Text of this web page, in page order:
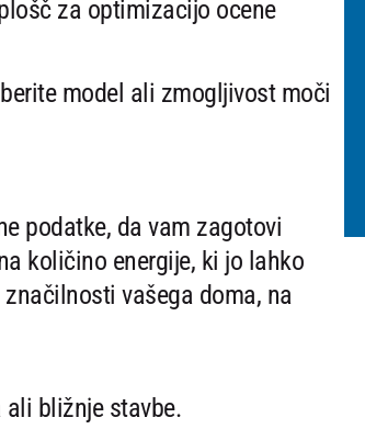
za optimizacijo ocene
model ali zmogljivost moči
podatke, da vam zagotovi
količino energije, ki jo lahko
vašega doma, na
ali bližnje stavbe.